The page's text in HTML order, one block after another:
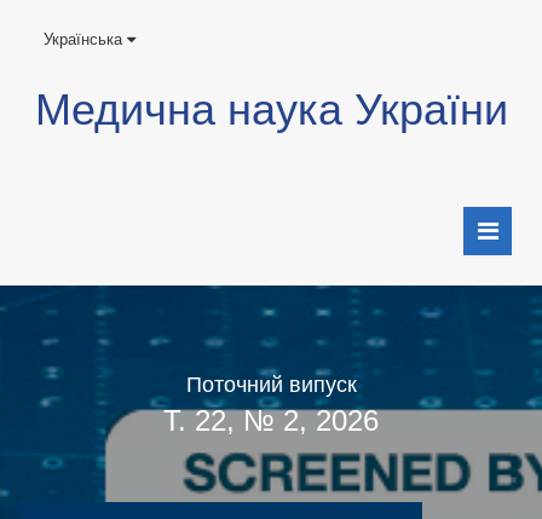
Українська
Медична наука України
Поточний випуск
Т. 22, № 2, 2026